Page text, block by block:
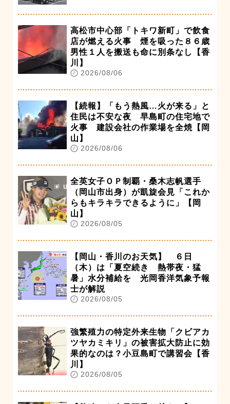
高松市中心部「トキワ新町」で飲食
店が燃える火事 煙を吸った８６歳
男性１人を搬送も命に別条なし【香
川】
2026/08/06
【続報】「もう熱風…火が来る」と
住民は不安な夜 早島町の住宅地で
火事 建設会社の作業場を全焼【岡
山】
2026/08/06
全英女子ＯＰ制覇・桑木志帆選手
（岡山市出身）が凱旋会見「これか
らもキラキラできるように」【岡
山】
2026/08/05
【岡山・香川のお天気】 ６日
（木）は「夏空続き 熱帯夜・猛
暑」水分補給を 光岡香洋気象予報
士が解説
2026/08/05
強繁殖力の特定外来生物「クビアカ
ツヤカミキリ」の被害拡大防止に効
果的なのは？小豆島町で講習会【香
川】
2026/08/05